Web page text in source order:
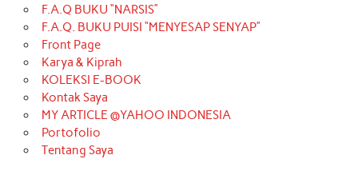
F.A.Q BUKU “NARSIS”
F.A.Q. BUKU PUISI “MENYESAP SENYAP”
Front Page
Karya & Kiprah
KOLEKSI E-BOOK
Kontak Saya
MY ARTICLE @YAHOO INDONESIA
Portofolio
Tentang Saya